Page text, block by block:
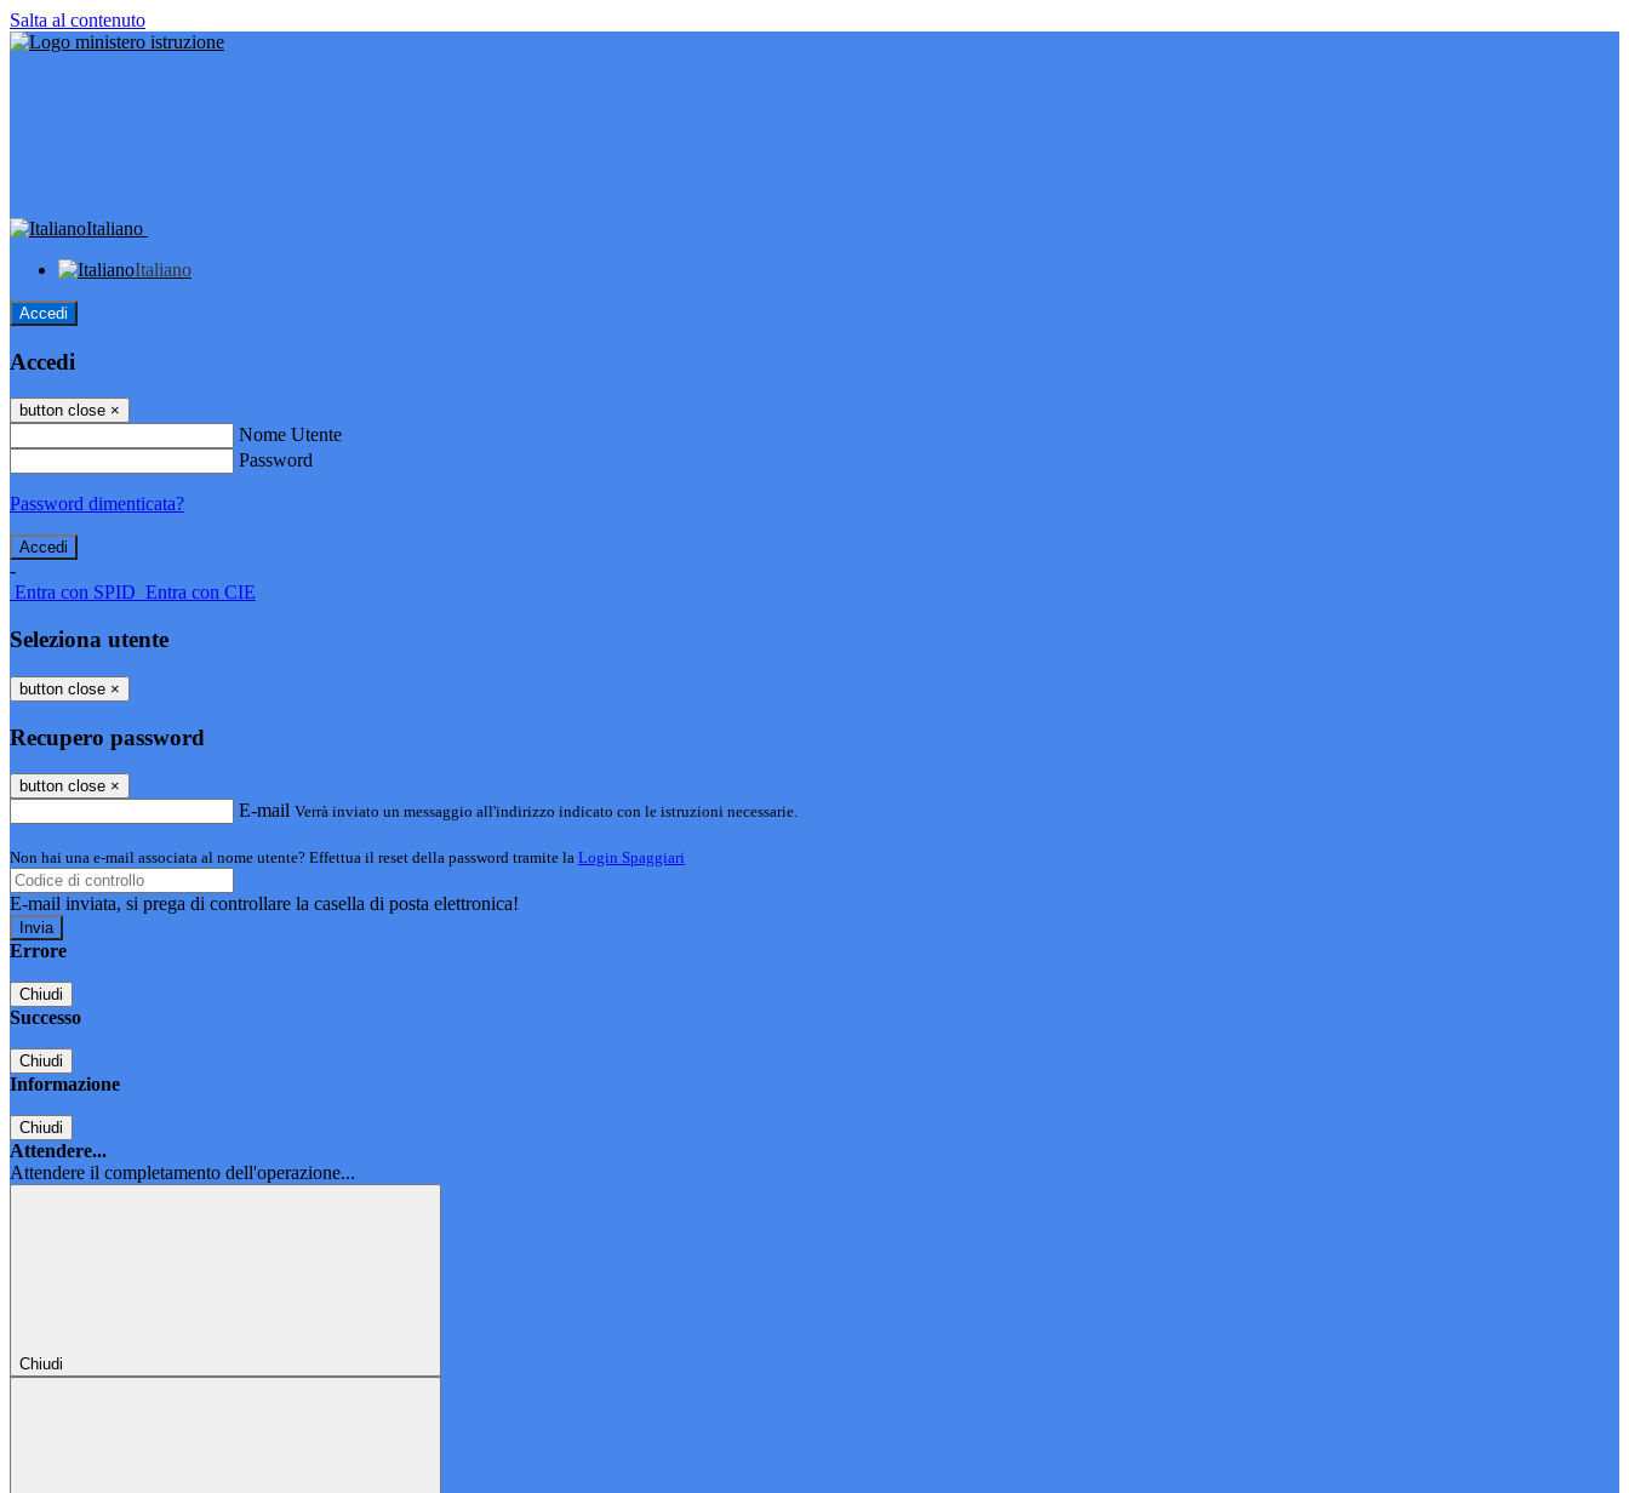
Salta al contenuto
Italiano
Italiano
Accedi
Accedi
button close ×
Nome Utente
Password
Password dimenticata?
-
Entra con SPID Entra con CIE
Seleziona utente
button close ×
Recupero password
button close ×
E-mail Verrà inviato un messaggio all'indirizzo indicato con le istruzioni necessarie.
Non hai una e-mail associata al nome utente? Effettua il reset della password tramite la Login Spaggiari
E-mail inviata, si prega di controllare la casella di posta elettronica!
Errore
Chiudi
Successo
Chiudi
Informazione
Chiudi
Attendere...
Attendere il completamento dell'operazione...
Chiudi